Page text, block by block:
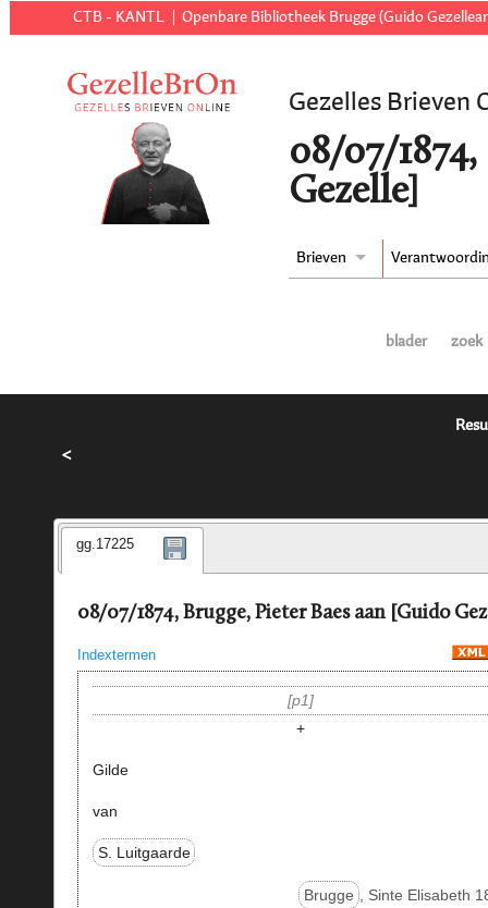
CTB - KANTL Openbare Bibliotheek Brugge (Guido
Gezelles Brieven
08/07/
Gezelle]
Brieven
blader zoek
<
gg.17225
08/07/1874, Brugge, Pieter Baes aan [Guido
Indextermen
p1
+
Gilde
van
S. Luitgaarde
Brugge , Sinte Elisabeth